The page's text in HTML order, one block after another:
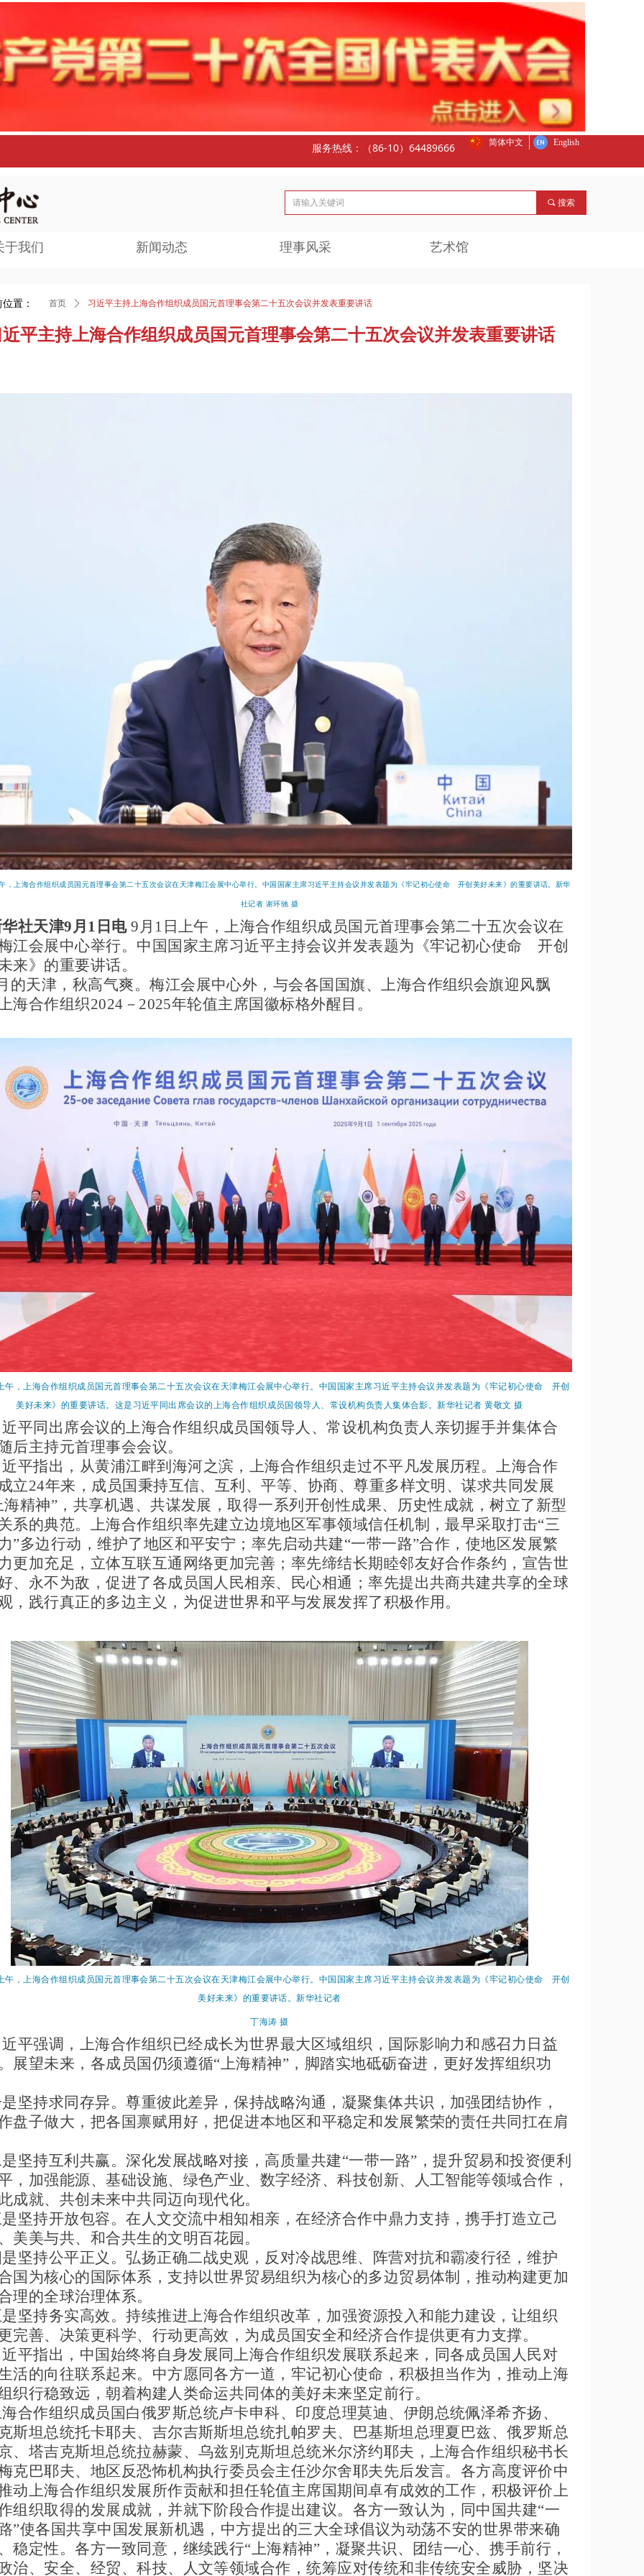
服务热线：（86-10）64489666 简体中文 English
于我们 新闻动态 理事风采 艺术馆
끠 搜索
置： 首页 ꄲ 习近平主持上海合作组织成员国元首理事会第二十五次会议并发表重要讲话
平主持上海合作组织成员国元首理事会第二十五次会议并发表重要讲话
，上海合作组织成员国元首理事会第二十五次会议在天津梅江会展中心举行。中国国家主席习近平主持会议并发表题为《牢记初心使命 开创美好未来》的重要讲话。新华
社记者 谢环驰 摄
社天津9月1日电9月1日上午，上海合作组织成员国元首理事会第二十五次会议在
江会展中心举行。中国国家主席习近平主持会议并发表题为《牢记初心使命 开创
来》的重要讲话。
的天津，秋高气爽。梅江会展中心外，与会各国国旗、上海合作组织会旗迎风飘
海合作组织2024－2025年轮值主席国徽标格外醒目。
午，上海合作组织成员国元首理事会第二十五次会议在天津梅江会展中心举行。中国国家主席习近平主持会议并发表题为《牢记初心使命 开创
美好未来》的重要讲话。这是习近平同出席会议的上海合作组织成员国领导人、常设机构负责人集体合影。新华社记者 黄敬文 摄
平同出席会议的上海合作组织成员国领导人、常设机构负责人亲切握手并集体合
后主持元首理事会会议。
平指出，从黄浦江畔到海河之滨，上海合作组织走过不平凡发展历程。上海合作
立24年来，成员国秉持互信、互利、平等、协商、尊重多样文明、谋求共同发展
海精神”，共享机遇、共谋发展，取得一系列开创性成果、历史性成就，树立了新型
系的典范。上海合作组织率先建立边境地区军事领域信任机制，最早采取打击“三
”多边行动，维护了地区和平安宁；率先启动共建“一带一路”合作，使地区发展繁
更加充足，立体互联互通网络更加完善；率先缔结长期睦邻友好合作条约，宣告世
、永不为敌，促进了各成员国人民相亲、民心相通；率先提出共商共建共享的全球
，践行真正的多边主义，为促进世界和平与发展发挥了积极作用。
午，上海合作组织成员国元首理事会第二十五次会议在天津梅江会展中心举行。中国国家主席习近平主持会议并发表题为《牢记初心使命 开创
美好未来》的重要讲话。新华社记者
丁海涛 摄
平强调，上海合作组织已经成长为世界最大区域组织，国际影响力和感召力日益
展望未来，各成员国仍须遵循“上海精神”，脚踏实地砥砺奋进，更好发挥组织功
坚持求同存异。尊重彼此差异，保持战略沟通，凝聚集体共识，加强团结协作，
盘子做大，把各国禀赋用好，把促进本地区和平稳定和发展繁荣的责任共同扛在肩
坚持互利共赢。深化发展战略对接，高质量共建“一带一路”，提升贸易和投资便利
，加强能源、基础设施、绿色产业、数字经济、科技创新、人工智能等领域合作，
成就、共创未来中共同迈向现代化。
坚持开放包容。在人文交流中相知相亲，在经济合作中鼎力支持，携手打造立己
美美与共、和合共生的文明百花园。
坚持公平正义。弘扬正确二战史观，反对冷战思维、阵营对抗和霸凌行径，维护
国为核心的国际体系，支持以世界贸易组织为核心的多边贸易体制，推动构建更加
理的全球治理体系。
坚持务实高效。持续推进上海合作组织改革，加强资源投入和能力建设，让组织
完善、决策更科学、行动更高效，为成员国安全和经济合作提供更有力支撑。
平指出，中国始终将自身发展同上海合作组织发展联系起来，同各成员国人民对
活的向往联系起来。中方愿同各方一道，牢记初心使命，积极担当作为，推动上海
织行稳致远，朝着构建人类命运共同体的美好未来坚定前行。
合作组织成员国白俄罗斯总统卢卡申科、印度总理莫迪、伊朗总统佩泽希齐扬、
斯坦总统托卡耶夫、吉尔吉斯斯坦总统扎帕罗夫、巴基斯坦总理夏巴兹、俄罗斯总
、塔吉克斯坦总统拉赫蒙、乌兹别克斯坦总统米尔济约耶夫，上海合作组织秘书长
克巴耶夫、地区反恐怖机构执行委员会主任沙尔舍耶夫先后发言。各方高度评价中
动上海合作组织发展所作贡献和担任轮值主席国期间卓有成效的工作，积极评价上
组织取得的发展成就，并就下阶段合作提出建议。各方一致认为，同中国共建“一
”使各国共享中国发展新机遇，中方提出的三大全球倡议为动荡不安的世界带来确
稳定性。各方一致同意，继续践行“上海精神”，凝聚共识、团结一心、携手前行，
治、安全、经贸、科技、人文等领域合作，统筹应对传统和非传统安全威胁，坚决